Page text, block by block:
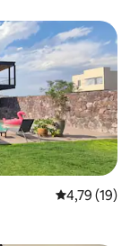
4,79 de uma
4,79 (19)